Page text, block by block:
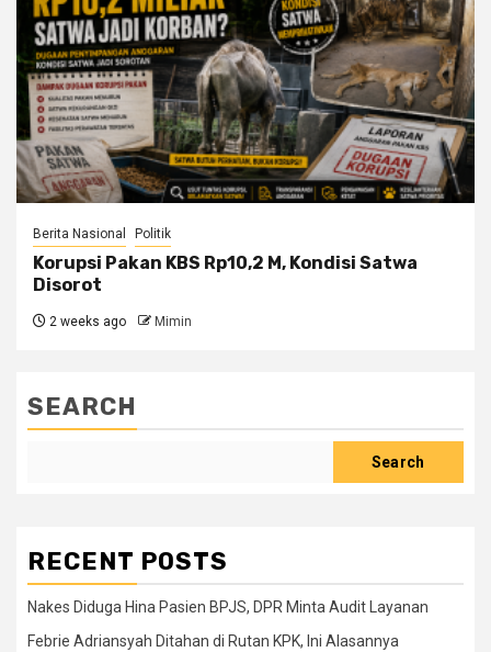
Berita Nasional Politik
Korupsi Pakan KBS Rp10,2 M, Kondisi Satwa
Disorot
2 weeks ago Mimin
SEARCH
Search
RECENT POSTS
Nakes Diduga Hina Pasien BPJS, DPR Minta Audit Layanan
Febrie Adriansyah Ditahan di Rutan KPK, Ini Alasannya